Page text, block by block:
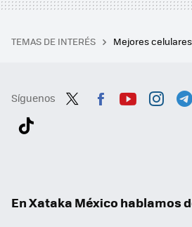
TEMAS DE INTERÉS Mejores
Síguenos
En Xataka México hablamos